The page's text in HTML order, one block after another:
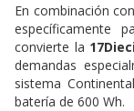
En combinación
específicamente
convierte la
demandas
sistema
batería de 600 Wh.